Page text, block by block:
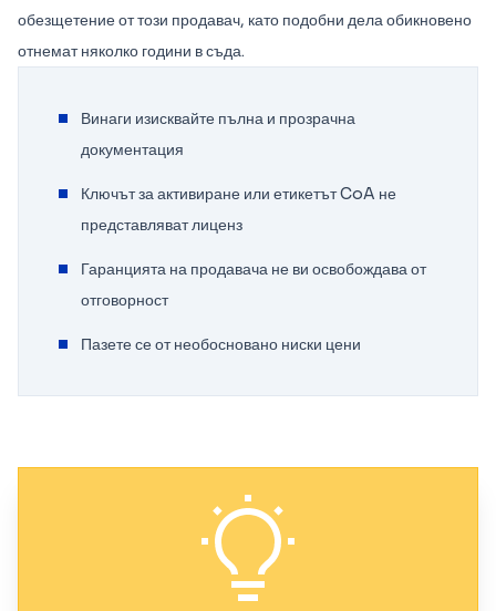
обезщетение от този продавач, като подобни дела обикновено
отнемат няколко години в съда.
Винаги изисквайте пълна и прозрачна
документация
Ключът за активиране или етикетът CoA не
представляват лиценз
Гаранцията на продавача не ви освобождава от
отговорност
Пазете се от необосновано ниски цени